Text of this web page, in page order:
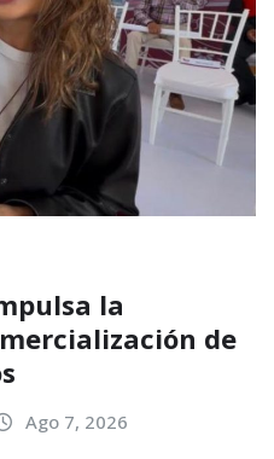
la
de
Ago 7, 2026